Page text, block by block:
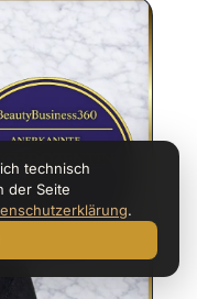
technisch
der Seite
.